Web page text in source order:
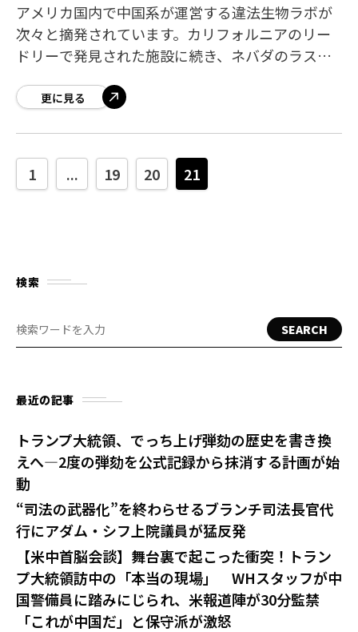
アメリカ国内で中国系が運営する違法生物ラボが
次々と摘発されています。カリフォルニアのリー
ドリーで発見された施設に続き、ネバダのラスベ
のバイアルが押収されました。これらは単な
更に見る
1 ... 19 20 21
検索
SEARCH
最近の記事
トランプ大統領、でっち上げ弾劾の歴史を書き換
えへ—2度の弾劾を公式記録から抹消する計画が始
動
“司法の武器化”を終わらせるブランチ司法長官代
行にアダム・シフ上院議員が猛反発
【米中首脳会談】舞台裏で起こった衝突！トラン
プ大統領訪中の「本当の現場」 WHスタッフが中
国警備員に踏みにじられ、米報道陣が30分監禁
「これが中国だ」と保守派が激怒